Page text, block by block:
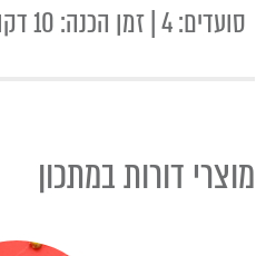
סועדים: 4 | זמן הכנה: 10 דקות
מוצרי דורות במתכון